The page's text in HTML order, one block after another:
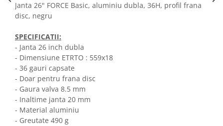
Janta 26" FORCE Basic, aluminiu dubla, 36H, profil frana
disc, negru
SPECIFICATII:
- Janta 26 inch dubla
- Dimensiune ETRTO : 559x18
- 36 gauri capsate
- Doar pentru frana disc
- Gaura valva 8.5 mm
- Inaltime janta 20 mm
- Material aluminiu
- Greutate 490 g